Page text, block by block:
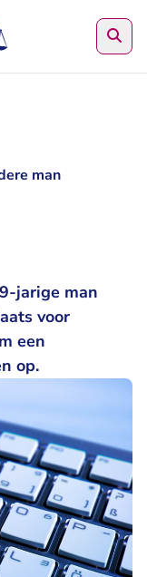
man
jarige man
voor
een
op.